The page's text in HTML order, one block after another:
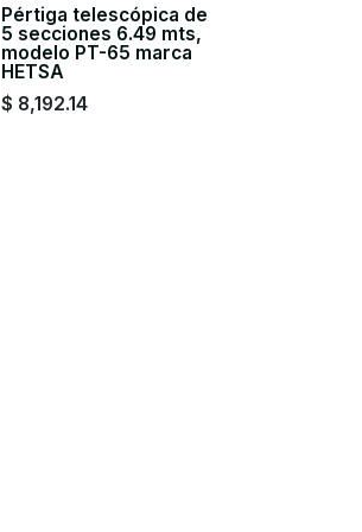
Pértiga telescópica de
5 secciones 6.49 mts,
modelo PT-65 marca
HETSA
$ 8,192.14